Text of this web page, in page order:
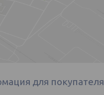
для покупателя